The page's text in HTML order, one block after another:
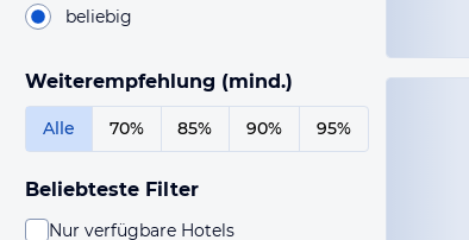
beliebig
Weiterempfehlung (mind.)
Alle 70% 85% 90% 95%
Beliebteste Filter
Nur verfügbare Hotels